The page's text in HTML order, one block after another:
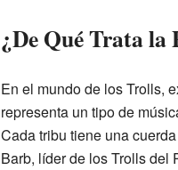
¿De Qué Trata la
En el mundo de los Trolls,
representa un tipo de
Cada tribu tiene una
Barb, líder de los Trolls del